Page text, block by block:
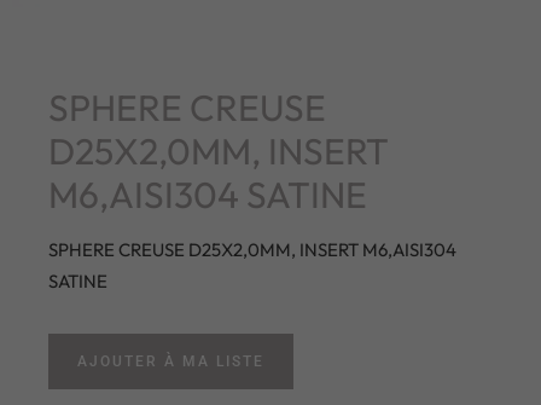
SPHERE CREUSE
D25X2,0MM, INSERT
M6,AISI304 SATINE
SPHERE CREUSE D25X2,0MM, INSERT M6,AISI304
SATINE
AJOUTER À MA LISTE